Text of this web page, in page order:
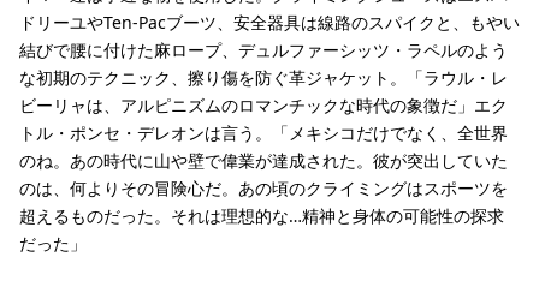
ドリーユやTen-Pacブーツ、安全器具は線路のスパイクと、もやい
結びで腰に付けた麻ロープ、デュルファーシッツ・ラペルのよう
な初期のテクニック、擦り傷を防ぐ革ジャケット。「ラウル・レ
ビーリャは、アルピニズムのロマンチックな時代の象徴だ」エク
トル・ポンセ・デレオンは言う。「メキシコだけでなく、全世界
のね。あの時代に山や壁で偉業が達成された。彼が突出していた
のは、何よりその冒険心だ。あの頃のクライミングはスポーツを
超えるものだった。それは理想的な…精神と身体の可能性の探求
だった」